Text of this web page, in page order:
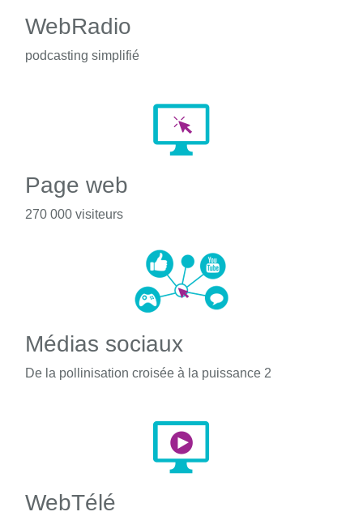
WebRadio
podcasting simplifié
Page web
270 000 visiteurs
Médias sociaux
De la pollinisation croisée à la puissance 2
WebTélé